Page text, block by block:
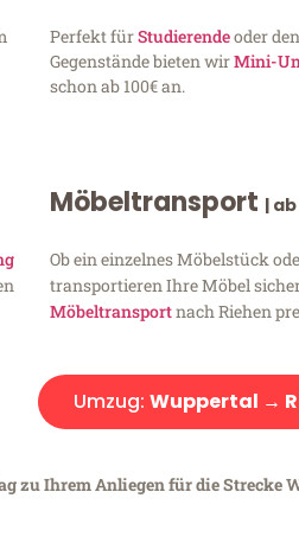
Perfekt fürStudierendeoder
Gegenstände bieten wirMini-
schon ab 100€ an.
Möbeltransport |
Ob ein einzelnes Möbelstück
transportieren Ihre Möbel
Möbeltransportnach Riehen
Umzug: Wuppertal →
zu Ihrem Anliegen für die Strecke